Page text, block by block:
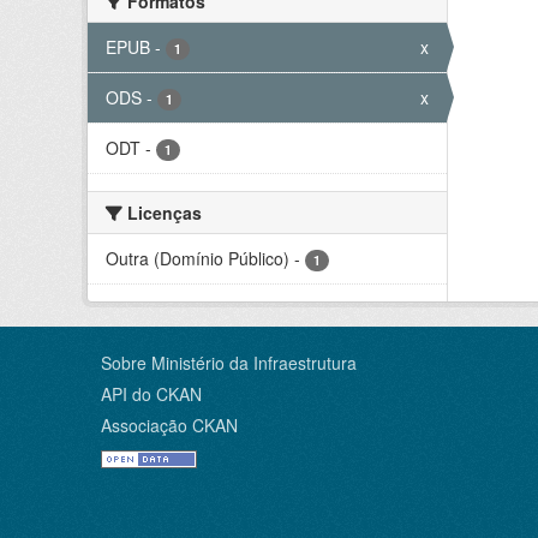
EPUB - 1 x
ODS - 1 x
ODT - 1
Licenças
Outra (Domínio Público) - 1
Sobre Ministério da Infraestrutura
API do CKAN
Associação CKAN